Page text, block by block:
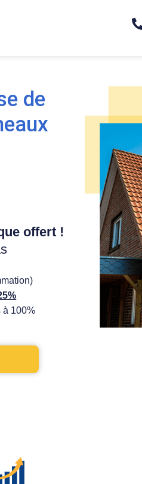
de
offert !
à 100%